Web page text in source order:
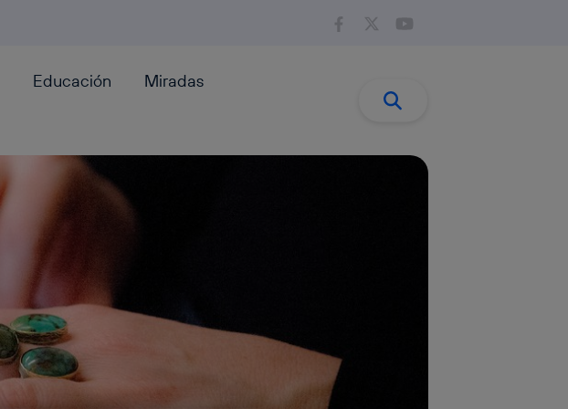
Educación
Miradas
Buscar